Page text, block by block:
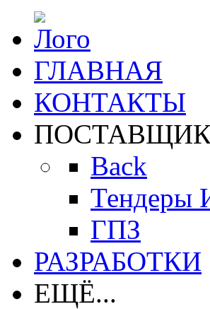
ГЛАВНАЯ
КОНТАКТЫ
Back
Тендеры
ГПЗ
РАЗРАБОТКИ
ЕЩЁ...